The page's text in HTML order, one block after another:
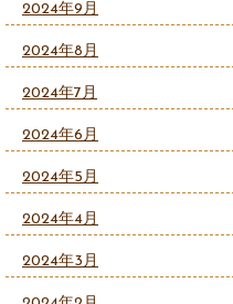
2024年9月
2024年8月
2024年7月
2024年6月
2024年5月
2024年4月
2024年3月